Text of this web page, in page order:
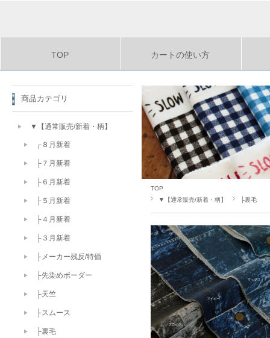
TOP カートの使い方
TOP
▼【通常販売/新着・柄】
├裏毛
商品カテゴリ
▼【通常販売/新着・柄】
┌８月新着
├７月新着
├６月新着
├５月新着
├４月新着
├３月新着
├メーカー残反/特価
├先染めボーダー
├天竺
├スムース
├裏毛